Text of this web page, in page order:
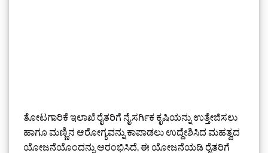
ತೋಟಗಾರಿಕೆ ಇಲಾಖೆ ರೈತರಿಗೆ ನೈಸರ್ಗಿಕ ಕೃಷಿಯನ್ನು ಉತ್ತೇಜಿಸಲು
ಹಾಗೂ ಮಣ್ಣಿನ ಆರೋಗ್ಯವನ್ನು ಕಾಪಾಡಲು ಉದ್ದೇಶಿಸಿದ ಮಹತ್ವದ
ಯೋಜನೆಯೊಂದನ್ನು ಆರಂಭಿಸಿದೆ. ಈ ಯೋಜನೆಯಡಿ ರೈತರಿಗೆ